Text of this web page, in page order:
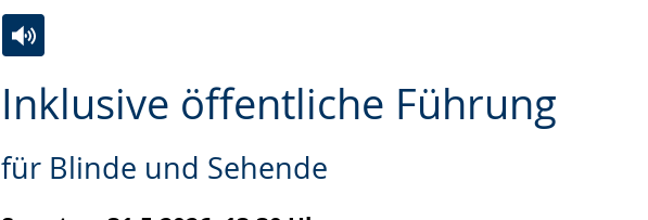
Inklusive öffentliche Führung
für Blinde und Sehende
Leichten
wechseln.
Audio-
Video
Deutscher